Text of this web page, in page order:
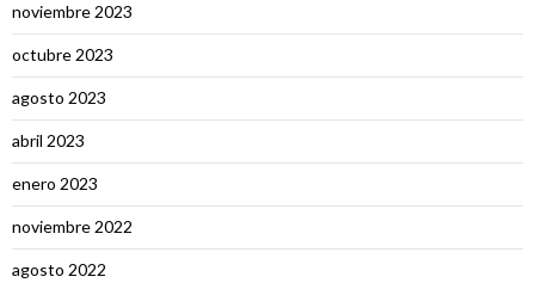
noviembre 2023
octubre 2023
agosto 2023
abril 2023
enero 2023
noviembre 2022
agosto 2022